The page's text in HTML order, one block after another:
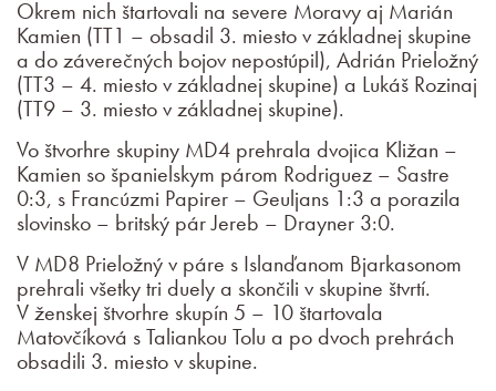
Okrem nich štartovali na severe Moravy aj Marián
Kamien (TT1 – obsadil 3. miesto v základnej skupine
a do záverečných bojov nepostúpil), Adrián Prieložný
(TT3 – 4. miesto v základnej skupine) a Lukáš Rozinaj
(TT9 – 3. miesto v základnej skupine).
Vo štvorhre skupiny MD4 prehrala dvojica Kližan –
Kamien so španielskym párom Rodriguez – Sastre
0:3, s Francúzmi Papirer – Geuljans 1:3 a porazila
slovinsko – britský pár Jereb – Drayner 3:0.
V MD8 Prieložný v páre s Islanďanom Bjarkasonom
prehrali všetky tri duely a skončili v skupine štvrtí.
V ženskej štvorhre skupín 5 – 10 štartovala
Matovčíková s Taliankou Tolu a po dvoch prehrách
obsadili 3. miesto v skupine.